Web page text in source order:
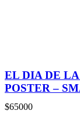
EL DIA DE
POSTER –
$65000